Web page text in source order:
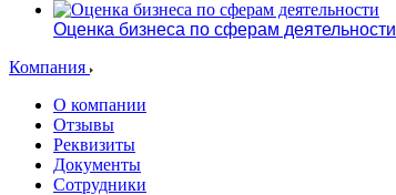
Оценка бизнеса по сферам деятельности
Компания
О компании
Отзывы
Реквизиты
Документы
Сотрудники